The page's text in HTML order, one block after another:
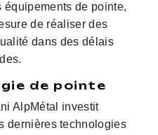
de pointe,
de réaliser des
dans des délais
de pointe
AlpMétal investit
dernières technologies